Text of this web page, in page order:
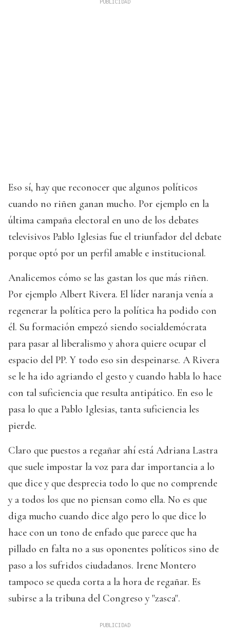
Eso sí, hay que reconocer que algunos políticos
cuando no riñen ganan mucho. Por ejemplo en la
última campaña electoral en uno de los debates
televisivos Pablo Iglesias fue el triunfador del debate
porque optó por un perfil amable e institucional.
Analicemos cómo se las gastan los que más riñen.
Por ejemplo Albert Rivera. El líder naranja venía a
regenerar la política pero la política ha podido con
él. Su formación empezó siendo socialdemócrata
para pasar al liberalismo y ahora quiere ocupar el
espacio del PP. Y todo eso sin despeinarse. A Rivera
se le ha ido agriando el gesto y cuando habla lo hace
con tal suficiencia que resulta antipático. En eso le
pasa lo que a Pablo Iglesias, tanta suficiencia les
pierde.
Claro que puestos a regañar ahí está Adriana Lastra
que suele impostar la voz para dar importancia a lo
que dice y que desprecia todo lo que no comprende
y a todos los que no piensan como ella. No es que
diga mucho cuando dice algo pero lo que dice lo
hace con un tono de enfado que parece que ha
pillado en falta no a sus oponentes políticos sino de
paso a los sufridos ciudadanos. Irene Montero
tampoco se queda corta a la hora de regañar. Es
subirse a la tribuna del Congreso y "zasca".